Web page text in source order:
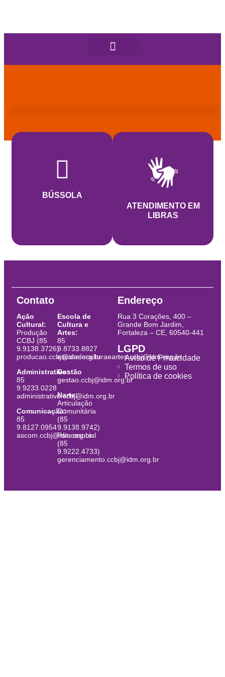
BÚSSOLA
ATENDIMENTO EM
LIBRAS
Contato
Ação
Cultural:
Produção
CCBJ (85
9.9138.3726)
producao.ccbj@idm.org.br
Administrativo:
85
9.9233.0228
administrativo.ccbj@idm.org.br
Comunicação:
85
9.8127.0954
ascom.ccbj@idm.org.br
Escola de
Cultura e
Artes:
85
9.8733.8827
escoladeculturaeartes.ccbj@idm.org.br
Gestão
gestao.ccbj@idm.org.br
Narte:
Articulação
Comunitária
(85
9.9138.9742)
Psicossocial
(85
9.9222.4733)
gerenciamento.ccbj@idm.org.br
Endereço
Rua 3 Corações, 400 –
Grande Bom Jardim,
Fortaleza – CE, 60540-441
LGPD
Aviso de Privacidade
Termos de uso
Política de cookies